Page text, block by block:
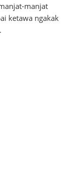
manjat
ketawa ngakak